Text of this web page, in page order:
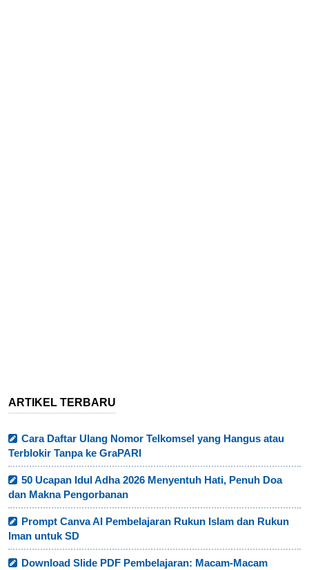
ARTIKEL TERBARU
Cara Daftar Ulang Nomor Telkomsel yang Hangus atau
Terblokir Tanpa ke GraPARI
50 Ucapan Idul Adha 2026 Menyentuh Hati, Penuh Doa
dan Makna Pengorbanan
Prompt Canva AI Pembelajaran Rukun Islam dan Rukun
Iman untuk SD
Download Slide PDF Pembelajaran: Macam-Macam